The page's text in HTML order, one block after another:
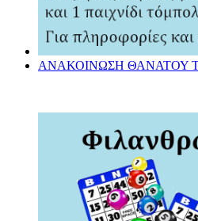
ΑΝΑΚΟΙΝΩΣΗ ΘΑΝΑΤΟΥ